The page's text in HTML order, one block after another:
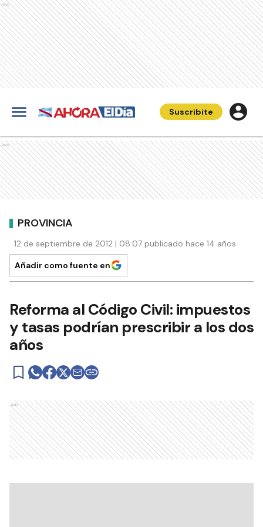
Ads
Suscribite
Ads
PROVINCIA
12 de septiembre de 2012 | 08:07 publicado hace 14 años
Añadir como fuente en
Reforma al Código Civil: impuestos
y tasas podrían prescribir a los dos
años
Ads